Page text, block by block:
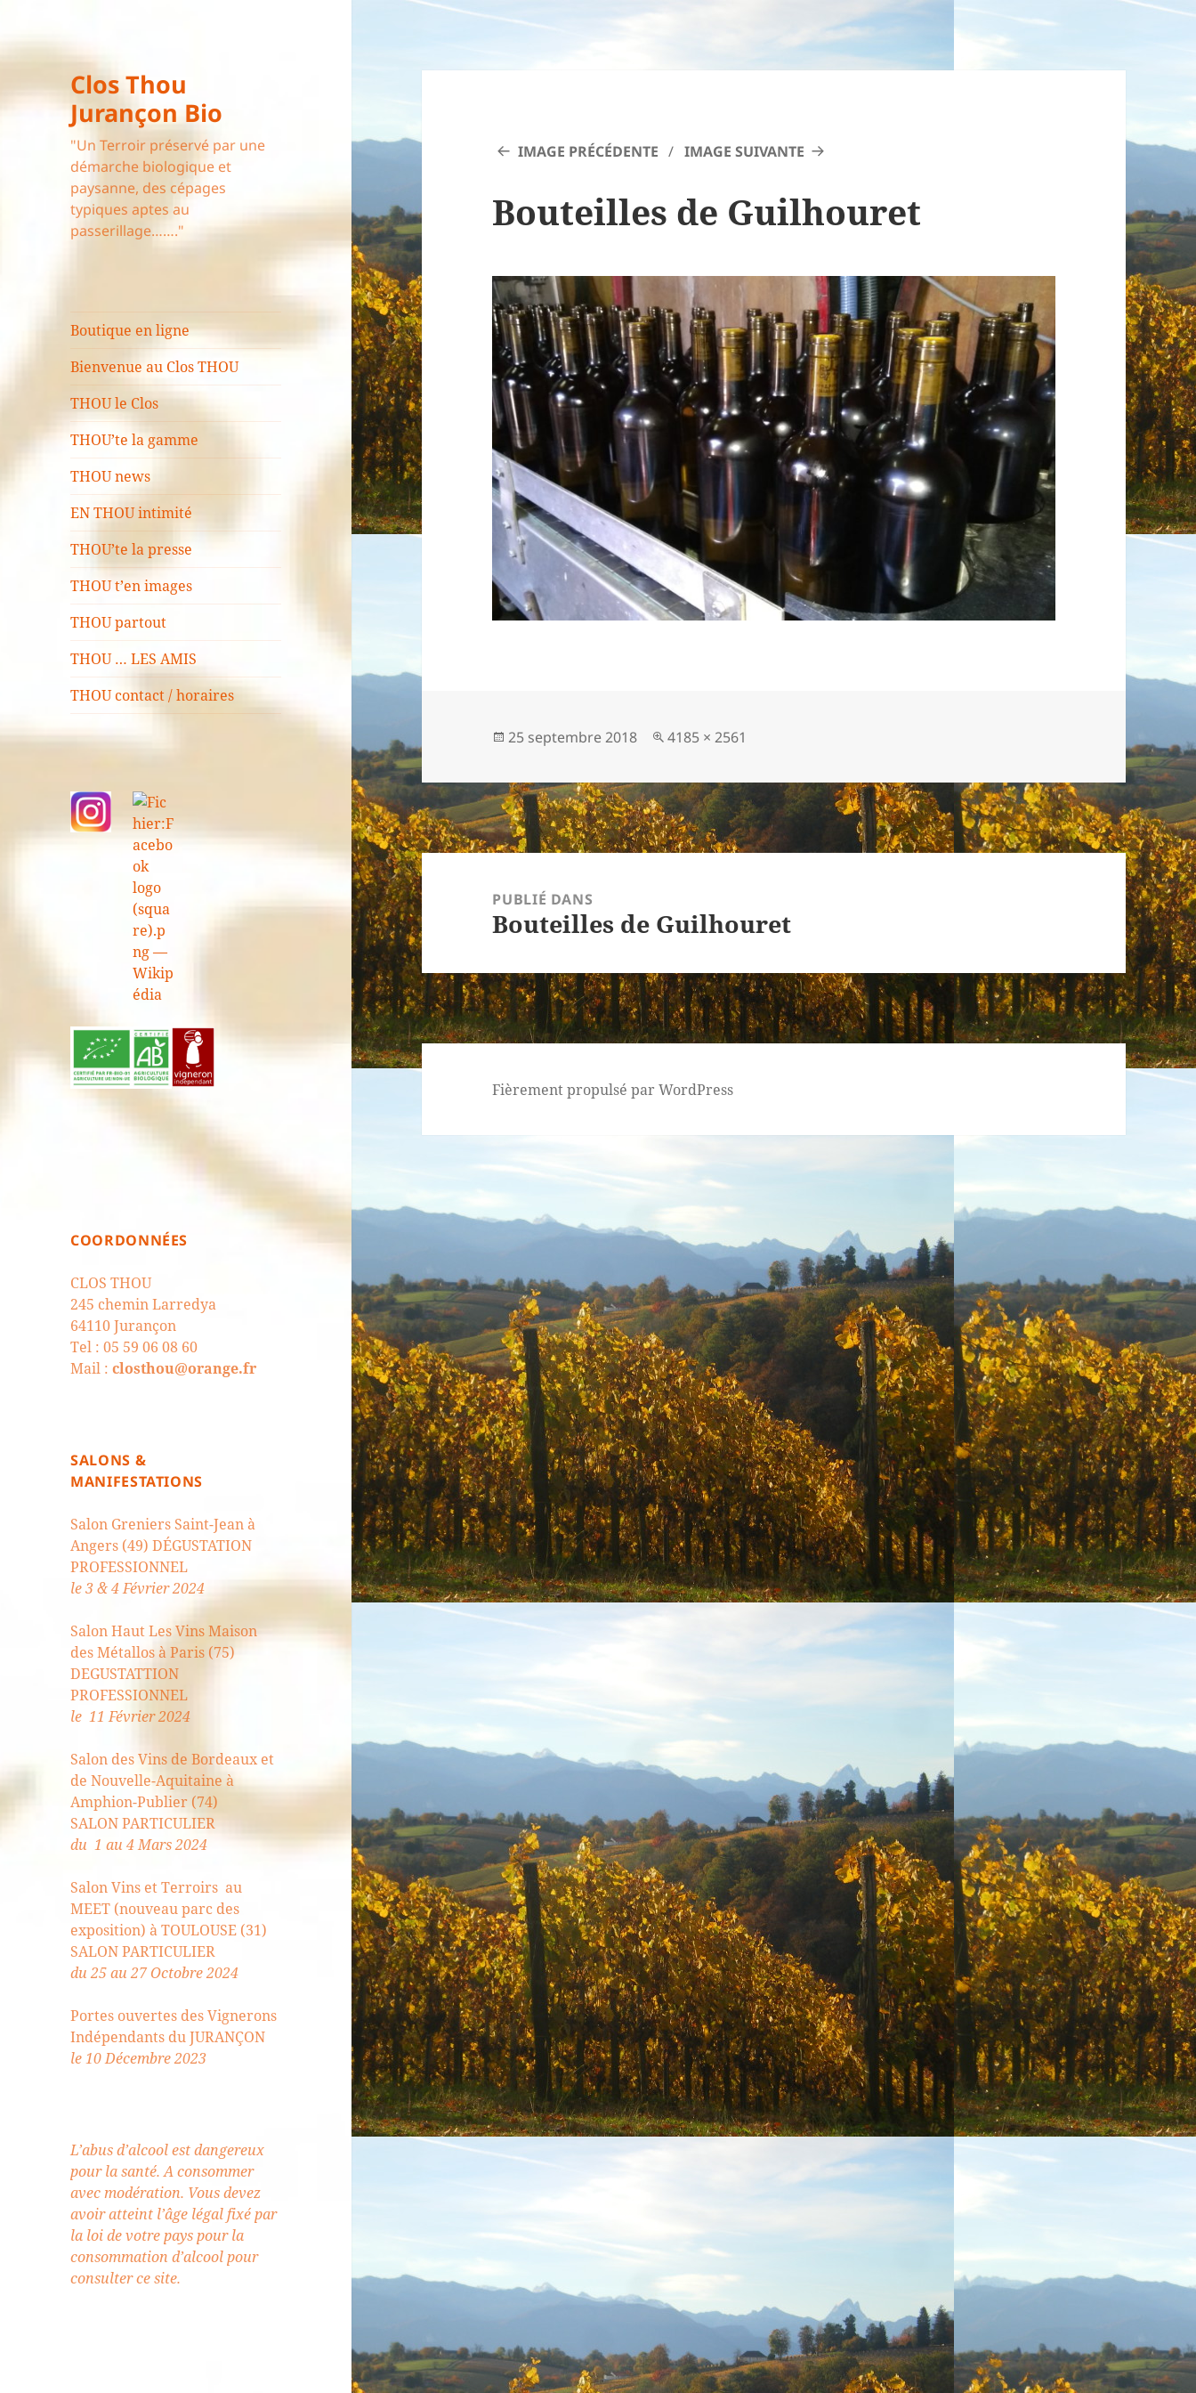
Clos Thou
Jurançon Bio
"Un Terroir préservé par une
démarche biologique et
paysanne, des cépages
typiques aptes au
passerillage……."
Boutique en ligne
Bienvenue au Clos THOU
THOU le Clos
THOU’te la gamme
THOU news
EN THOU intimité
THOU’te la presse
THOU t’en images
THOU partout
THOU … LES AMIS
THOU contact / horaires
COORDONNÉES
CLOS THOU
245 chemin Larredya
64110 Jurançon
Tel : 05 59 06 08 60
Mail :closthou@orange.fr
SALONS &
MANIFESTATIONS
Salon Greniers Saint-Jean à
Angers (49) DÉGUSTATION
PROFESSIONNEL
le 3 & 4 Février 2024
Salon Haut Les Vins Maison
des Métallos à Paris (75)
DEGUSTATTION
PROFESSIONNEL
le 11 Février 2024
Salon des Vins de Bordeaux et
de Nouvelle-Aquitaine à
Amphion-Publier (74)
SALON PARTICULIER
du 1 au 4 Mars 2024
Salon Vins et Terroirs au
MEET (nouveau parc des
exposition) à TOULOUSE (31)
SALON PARTICULIER
du 25 au 27 Octobre 2024
Portes ouvertes des Vignerons
Indépendants du JURANÇON
le 10 Décembre 2023
L’abus d’alcool est dangereux
pour la santé. A consommer
avec modération. Vous devez
avoir atteint l’âge légal fixé par
la loi de votre pays pour la
consommation d’alcool pour
consulter ce site.
IMAGE PRÉCÉDENTE IMAGE SUIVANTE
Bouteilles de Guilhouret
Publié
25 septembre 2018
Taille
4185 × 2561
PUBLIÉ DANS
Bouteilles de Guilhouret
Fièrement propulsé par WordPress